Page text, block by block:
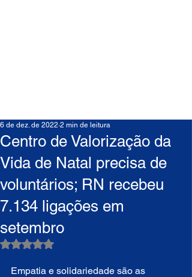
Centro de Valorização da
Vida de Natal precisa de
voluntários; RN recebeu
7.134 ligações em
setembro
6 de dez. de 2022 2 min de leitura
Avaliado com NaN de 5 estrelas.
Empatia e solidariedade são as